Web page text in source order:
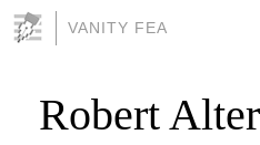
VANITY FEA
Robert